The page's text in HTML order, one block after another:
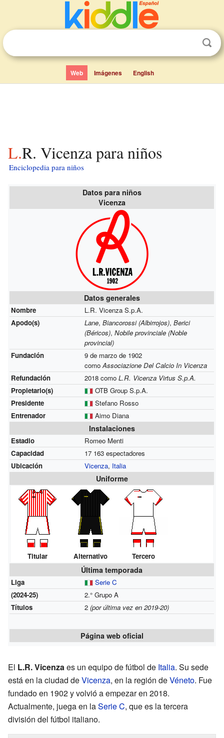
Web Imágenes English
L.R. Vicenza para niños
Enciclopedia para niños
Datos para niños
Vicenza
Datos generales
Nombre
L.R. Vicenza S.p.A.
Apodo(s)
Lane, Biancorossi (Albirrojos), Berici
(Béricos), Nobile provinciale (Noble
provincial)
Fundación
9 de marzo de 1902
como Associazione Del Calcio In Vicenza
Refundación
2018 como L.R. Vicenza Virtus S.p.A.
Propietario(s)
OTB Group S.p.A.
Presidente
Stefano Rosso
Entrenador
Aimo Diana
Instalaciones
Estadio
Romeo Menti
Capacidad
17 163 espectadores
Ubicación
Vicenza, Italia
Uniforme
Titular Alternativo Tercero
Última temporada
Liga
Serie C
(2024-25)
2.° Grupo A
Títulos
2 (por última vez en 2019-20)
Página web oficial
El L.R. Vicenzaes un equipo de fútbol de Italia. Su sede
está en la ciudad deVicenza, en la región deVéneto. Fue
fundado en 1902 y volvió a empezar en 2018.
Actualmente, juega en laSerie C, que es la tercera
división del fútbol italiano.